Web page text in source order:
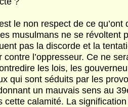
le non respect de ce qu’ont
musulmans ne se révoltent
pas la discorde et la
contre l’oppresseur. Ce ne
les lois, les
qui sont séduits par les
un mauvais sens au
cette calamité. La